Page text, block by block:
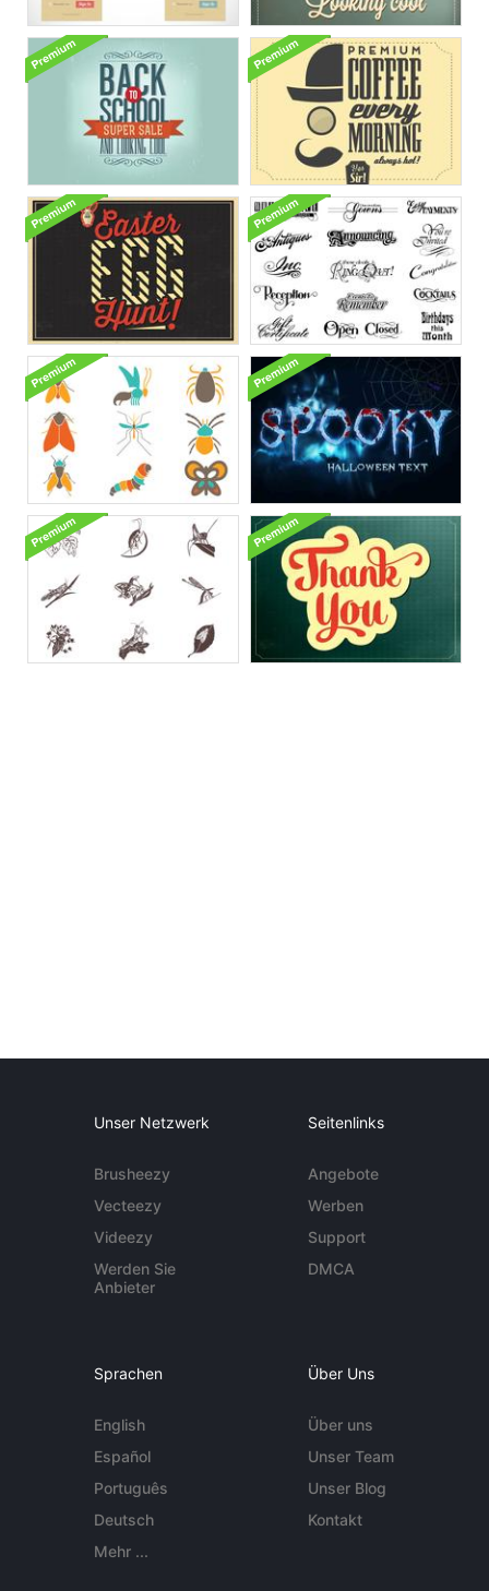
Unser Netzwerk
Brusheezy
Vecteezy
Videezy
Werden Sie
Anbieter
Seitenlinks
Angebote
Werben
Support
DMCA
Sprachen
English
Español
Português
Deutsch
Mehr ...
Über Uns
Über uns
Unser Team
Unser Blog
Kontakt